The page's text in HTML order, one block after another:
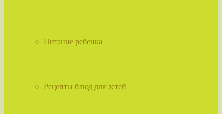
Питание ребенка
Рецепты блюд для детей